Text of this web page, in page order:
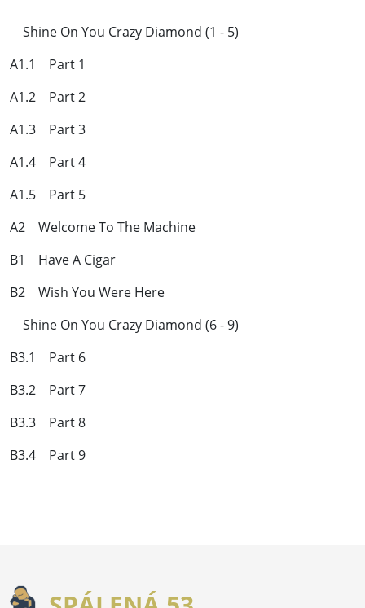
Shine On You Crazy Diamond (1 - 5)
A1.1 Part 1
A1.2 Part 2
A1.3 Part 3
A1.4 Part 4
A1.5 Part 5
A2 Welcome To The Machine
B1 Have A Cigar
B2 Wish You Were Here
Shine On You Crazy Diamond (6 - 9)
B3.1 Part 6
B3.2 Part 7
B3.3 Part 8
B3.4 Part 9